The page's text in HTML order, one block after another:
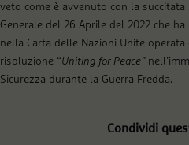
veto come è avvenuto con la succitata
Generale del 26 Aprile del 2022 che
nella Carta delle Nazioni Unite
risoluzione “Uniting for Peace”
Sicurezza durante la Guerra Fredda.
Condividi